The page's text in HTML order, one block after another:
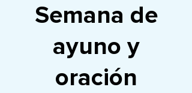
Semana de
ayuno y
oración